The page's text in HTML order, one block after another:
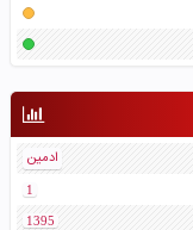
ادمین
1
1395